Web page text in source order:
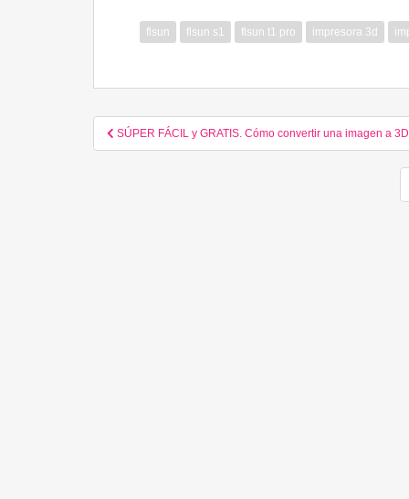
flsun flsun s1 flsun t1 pro impresora 3d
Navegación de entradas
SÚPER FÁCIL y GRATIS. Cómo convertir una imagen a